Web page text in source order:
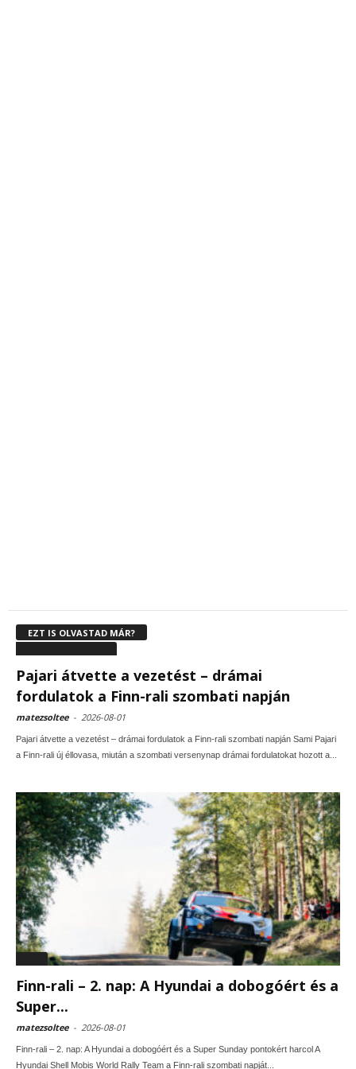
EZT IS OLVASTAD MÁR?
Pajari átvette a vezetést – drámai
fordulatok a Finn-rali szombati napján
matezsoltee - 2026-08-01
Pajari átvette a vezetést – drámai fordulatok a Finn-rali szombati napján Sami Pajari
a Finn-rali új éllovasa, miután a szombati versenynap drámai fordulatokat hozott a...
Finn-rali – 2. nap: A Hyundai a dobogóért és a
Super...
matezsoltee - 2026-08-01
Finn-rali – 2. nap: A Hyundai a dobogóért és a Super Sunday pontokért harcol A
Hyundai Shell Mobis World Rally Team a Finn-rali szombati napját...